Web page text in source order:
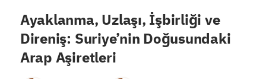
Ayaklanma, Uzlaşı, İşbirliği ve
Direniş: Suriye’nin Doğusundaki
Arap Aşiretleri